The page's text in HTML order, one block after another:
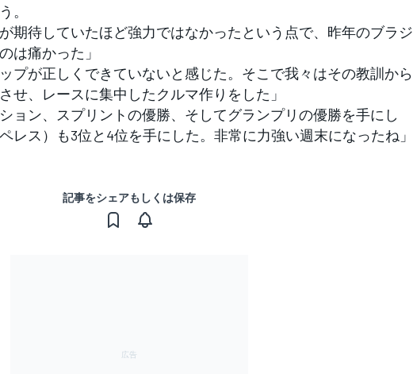
。
期待していたほど強力ではなかったという点で、昨年のブラジ
は痛かった」
プが正しくできていないと感じた。そこで我々はその教訓から
せ、レースに集中したクルマ作りをした」
ョン、スプリントの優勝、そしてグランプリの優勝を手にし
レス）も3位と4位を手にした。非常に力強い週末になったね」
記事をシェアもしくは保存